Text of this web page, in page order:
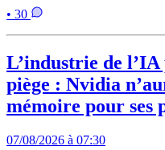
• 30
L’industrie de
piège : Nvidia
mémoire pour ses
07/08/2026 à 07:30